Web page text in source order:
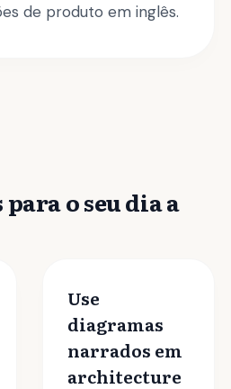
de produto em inglês.
o seu dia a
Use
diagramas
narrados em
architecture